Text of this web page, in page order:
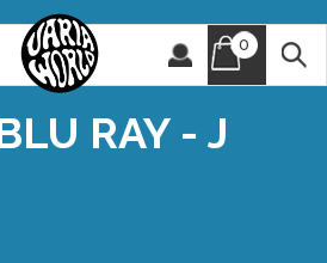
0
RAY - J